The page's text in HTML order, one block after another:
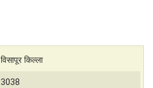
विसापूर किल्ला
3038